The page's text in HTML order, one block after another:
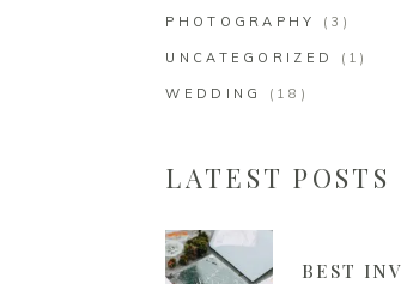
PHOTOGRAPHY (3)
UNCATEGORIZED (1)
WEDDING (18)
LATEST POSTS
BEST